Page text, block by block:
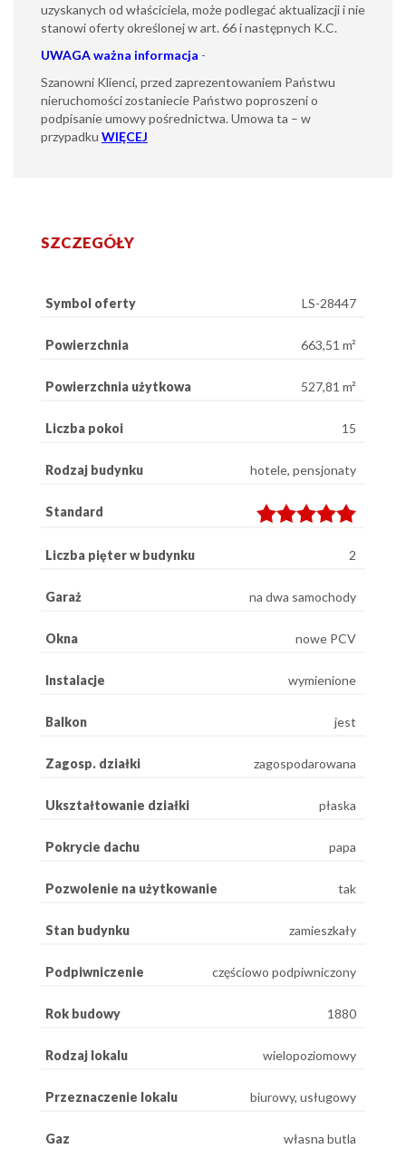
uzyskanych od właściciela, może podlegać aktualizacji i nie
stanowi oferty określonej w art. 66 i następnych K.C.
UWAGAważna informacja -
Szanowni Klienci, przed zaprezentowaniem Państwu
nieruchomości zostaniecie Państwo poproszeni o
podpisanie umowy pośrednictwa. Umowa ta – w
przypadku WIĘCEJ
SZCZEGÓŁY
Symbol oferty LS-28447
Powierzchnia 663,51 m²
Powierzchnia użytkowa 527,81 m²
Liczba pokoi 15
Rodzaj budynku hotele, pensjonaty
Standard
Liczba pięter w budynku 2
Garaż na dwa samochody
Okna nowe PCV
Instalacje wymienione
Balkon jest
Zagosp. działki zagospodarowana
Ukształtowanie działki płaska
Pokrycie dachu papa
Pozwolenie na użytkowanie tak
Stan budynku zamieszkały
Podpiwniczenie częściowo podpiwniczony
Rok budowy 1880
Rodzaj lokalu wielopoziomowy
Przeznaczenie lokalu biurowy, usługowy
Gaz własna butla